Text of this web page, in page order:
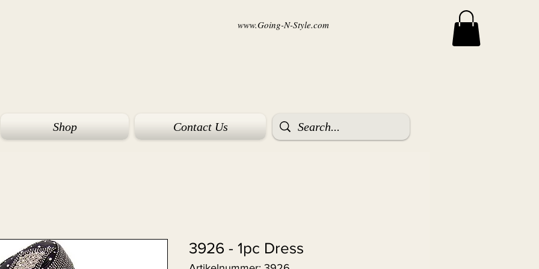
www.Going-N-Style.com
Shop Contact Us
3926 - 1pc Dress